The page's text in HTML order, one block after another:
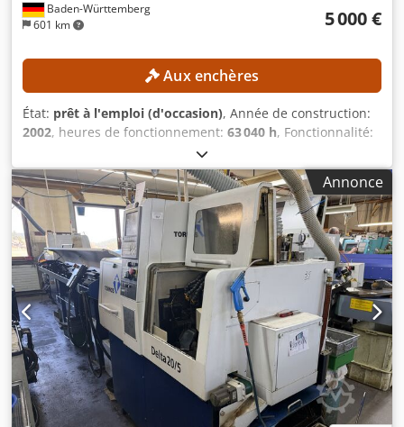
Baden-Württemberg
601 km
5 000 €
Aux enchères
État: prêt à l'emploi (d'occasion), Année de construction:
2002, heures de fonctionnement: 63 040 h, Fonctionnalité:
, Pas de prix de réserve – vente
garantie au plus offrant ! DÉTAILS TECHNIQUES
Configuration de la machine : Coulisseaux linéaires
supérieurs : 2 unités Tête de fraisage : 1 unité Unités de
perçage transversal : 2 unités Broche frontale rigide : 1
unité Unités d’usinage : Tête 6 : Déplacement uniquement
sur l’axe X Position frontale 1 : Broche rotative rigide,
déplacement uniquement vers l’avant et vers l’arrière
Positions frontales 2 à 4 : Broches rotatives entièrement
contrôlables Position frontale 5 : Axe d’usinage interne
pour l’usinage de contours et de rayons intérieurs Position
frontale 6 : Broche d’usinage motorisée avec un chariot
d’usinage arrière et deux outils, déplaçable vers le côté
visible Équipement électronique complet Entraînements
auxiliaires à commande électronique, installables sur les
Annonce